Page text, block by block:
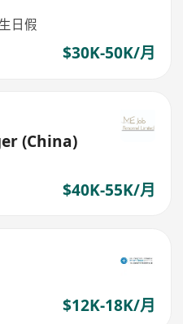
日假
$30K-50K/月
(China)
$40K-55K/月
$12K-18K/月